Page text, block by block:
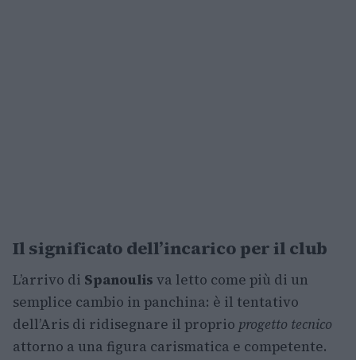
Il significato dell’incarico per il club
L’arrivo di Spanoulis va letto come più di un
semplice cambio in panchina: è il tentativo
dell’Aris di ridisegnare il proprio progetto tecnico
attorno a una figura carismatica e competente.